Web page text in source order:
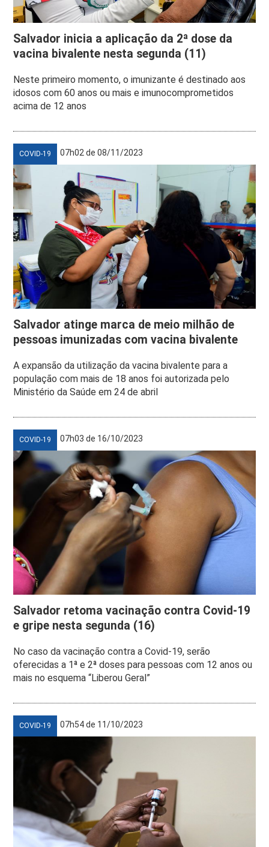
Salvador inicia a aplicação da 2ª dose da
vacina bivalente nesta segunda (11)
Neste primeiro momento, o imunizante é destinado aos
idosos com 60 anos ou mais e imunocomprometidos
acima de 12 anos
COVID-19 07h02 de 08/11/2023
Salvador atinge marca de meio milhão de
pessoas imunizadas com vacina bivalente
A expansão da utilização da vacina bivalente para a
população com mais de 18 anos foi autorizada pelo
Ministério da Saúde em 24 de abril
COVID-19 07h03 de 16/10/2023
Salvador retoma vacinação contra Covid-19
e gripe nesta segunda (16)
No caso da vacinação contra a Covid-19, serão
oferecidas a 1ª e 2ª doses para pessoas com 12 anos ou
mais no esquema “Liberou Geral”
COVID-19 07h54 de 11/10/2023